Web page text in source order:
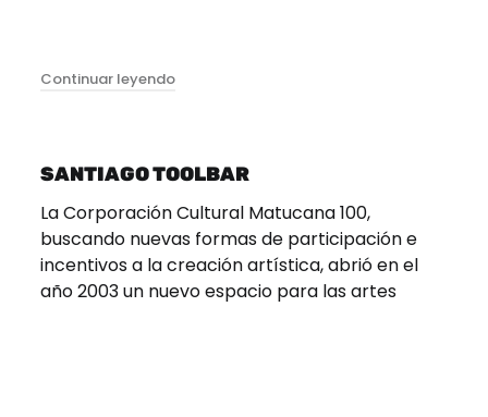
Continuar leyendo"Retrospectiva"
SANTIAGO TOOLBAR
La Corporación Cultural Matucana 100,
buscando nuevas formas de participación e
incentivos a la creación artística, abrió en el
año 2003 un nuevo espacio para las artes